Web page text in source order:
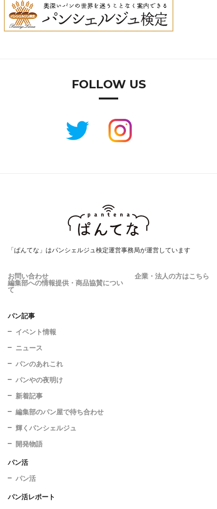
FOLLOW US
「ぱんてな」はパンシェルジュ検定運営事務局が運営しています
お問い合わせ 企業・法人の方はこちら
編集部への情報提供・商品協賛につい
て
パン記事
イベント情報
ニュース
パンのあれこれ
パンやの夜明け
新着記事
編集部のパン屋で待ち合わせ
輝くパンシェルジュ
開発物語
パン活
パン活
パン活レポート